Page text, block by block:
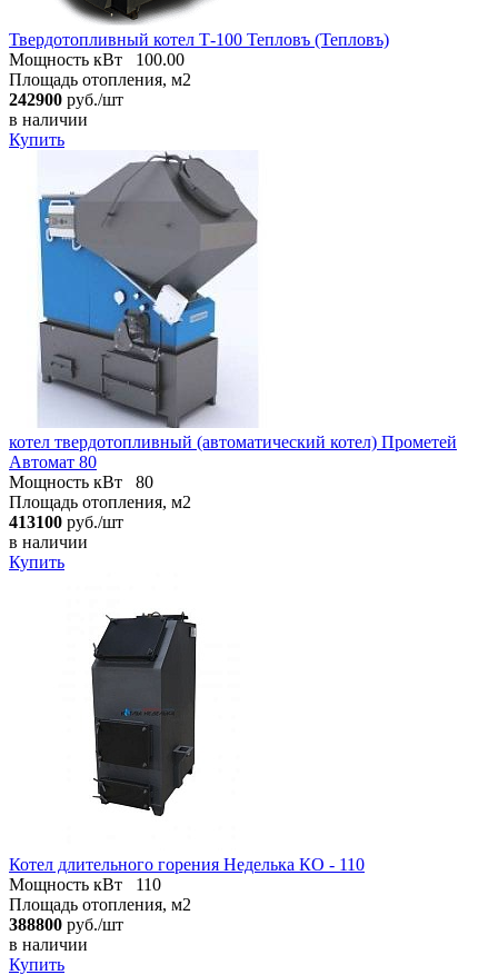
Твердотопливный котел Т-100 Тепловъ (Тепловъ)
Мощность кВт
100.00
Площадь отопления, м2
242900 руб./шт
в наличии
Купить
котел твердотопливный (автоматический котел) Прометей
Автомат 80
Мощность кВт
80
Площадь отопления, м2
413100 руб./шт
в наличии
Купить
Котел длительного горения Неделька КО - 110
Мощность кВт
110
Площадь отопления, м2
388800 руб./шт
в наличии
Купить